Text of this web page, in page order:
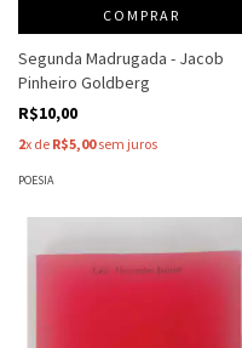
COMPRAR
Segunda Madrugada - Jacob
Pinheiro Goldberg
R$10,00
2x de R$5,00sem juros
POESIA